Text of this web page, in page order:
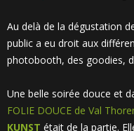
Au delà de la dégustation
public a eu droit aux
photobooth, des goodies,
Une belle soirée douce et
FOLIE DOUCE de Val
KUNST était de la partie.